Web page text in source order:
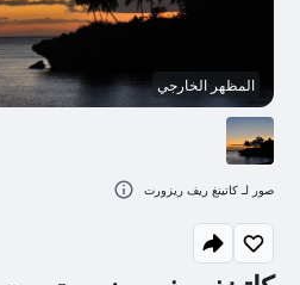
المظهر الخارجي
صور لـ كاتينغ ريف ريزورت